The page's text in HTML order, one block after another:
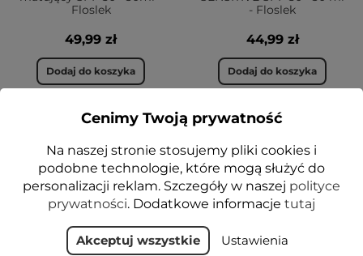
Floslek
49,99 zł
Dodaj do koszyka
- Floslek
44,99 zł
Dodaj do koszyka
1+1-50%
Cenimy Twoją prywatność
Na naszej stronie stosujemy pliki cookies i
podobne technologie, które mogą służyć do
personalizacji reklam. Szczegóły w naszej polityce
prywatności. Dodatkowe informacje tutaj
Akceptuj wszystkie Ustawienia